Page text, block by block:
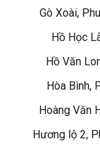
Gò Xoài,
Hồ Học
Hồ Văn
Hòa Bình,
Hoàng Văn
Hương lộ 2,